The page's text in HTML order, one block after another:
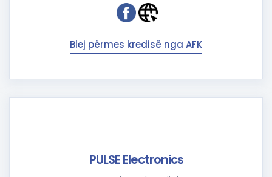
Blej përmes kredisë nga AFK
PULSE Electronics